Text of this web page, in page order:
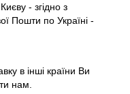
- згідно з
Пошти по Україні -
в інші країни Ви
нам.